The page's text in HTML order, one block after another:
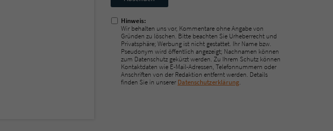
ausfüllen!
Hinweis:
Wir behalten uns vor, Kommentare ohne Angabe von
Gründen zu löschen. Bitte beachten Sie Urheberrecht und
Privatsphäre; Werbung ist nicht gestattet. Ihr Name bzw.
Pseudonym wird öffentlich angezeigt; Nachnamen können
zum Datenschutz gekürzt werden. Zu Ihrem Schutz können
Kontaktdaten wie E-Mail-Adressen, Telefonnummern oder
Anschriften von der Redaktion entfernt werden. Details
finden Sie in unserer Datenschutzerklärung.